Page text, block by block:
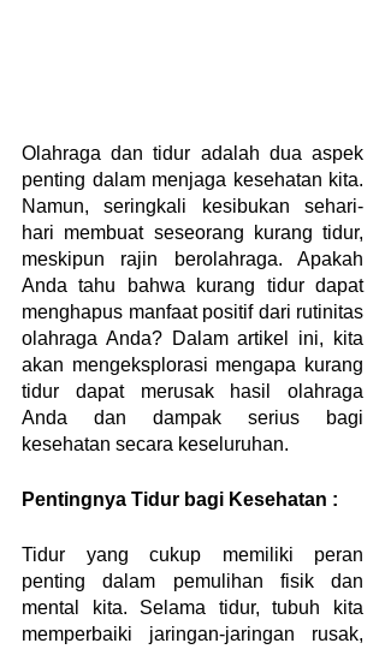
Olahraga dan tidur adalah dua aspek
penting dalam menjaga kesehatan kita.
Namun, seringkali kesibukan sehari-
hari membuat seseorang kurang tidur,
meskipun rajin berolahraga. Apakah
Anda tahu bahwa kurang tidur dapat
menghapus manfaat positif dari rutinitas
olahraga Anda? Dalam artikel ini, kita
akan mengeksplorasi mengapa kurang
tidur dapat merusak hasil olahraga
Anda dan dampak serius bagi
kesehatan secara keseluruhan.
Pentingnya Tidur bagi Kesehatan :
Tidur yang cukup memiliki peran
penting dalam pemulihan fisik dan
mental kita. Selama tidur, tubuh kita
memperbaiki jaringan-jaringan rusak,